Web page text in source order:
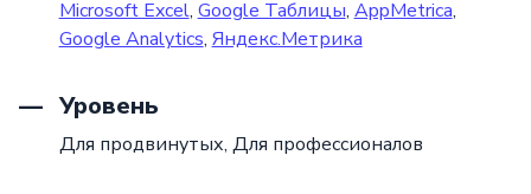
Microsoft Excel, Google Таблицы, AppMetrica,
Google Analytics, Яндекс.Метрика
Уровень
Для продвинутых, Для профессионалов